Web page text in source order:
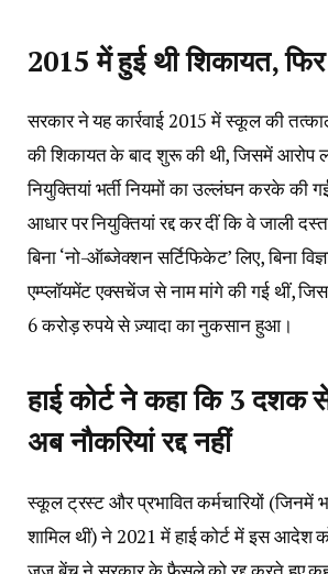
2015 में हुई थी शिकायत,
सरकार ने यह कार्रवाई 2015 में स्कूल की
की शिकायत के बाद शुरू की थी, जिसमें आरोप
नियुक्तियां भर्ती नियमों का उल्लंघन करके की
आधार पर नियुक्तियां रद्द कर दीं कि वे जाली
बिना ‘नो-ऑब्जेक्शन सर्टिफिकेट’ लिए, बिना
एम्प्लॉयमेंट एक्सचेंज से नाम मांगे की गई थीं,
6 करोड़ रुपये से ज़्यादा का नुकसान हुआ।
हाई कोर्ट ने कहा कि 3 दशक
अब नौकरियां रद्द नहीं
स्कूल ट्रस्ट और प्रभावित कर्मचारियों (जिनमें
शामिल थीं) ने 2021 में हाई कोर्ट में इस आदेश